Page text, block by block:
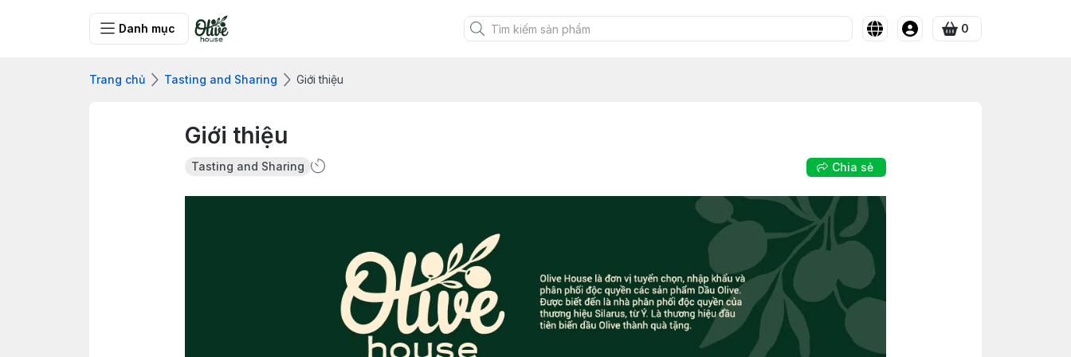
Danh mục 0
Trang chủ Tasting and Sharing Giới thiệu
Giới thiệu
Tasting and Sharing Chia sẻ